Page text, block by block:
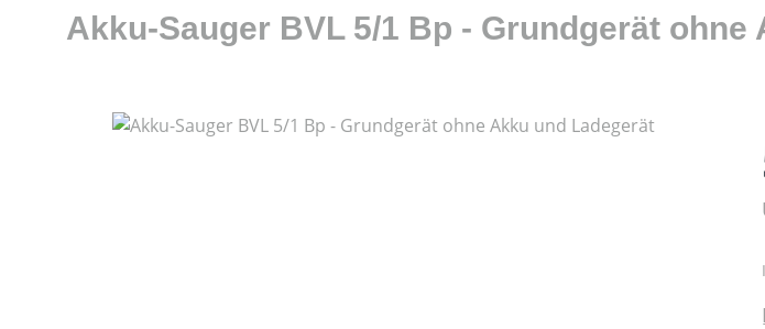
Akku-Sauger BVL 5/1 Bp - Grundgerät ohne
Bildergalerie überspringen